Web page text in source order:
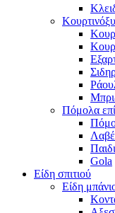
Πόμολα
Gola
Είδη σπιτιού
Είδη